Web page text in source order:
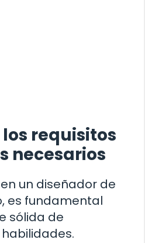
requisitos
necesarios
un diseñador de
es fundamental
sólida de